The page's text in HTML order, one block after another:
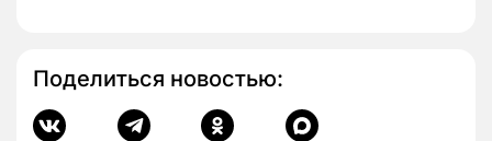
Поделиться новостью: